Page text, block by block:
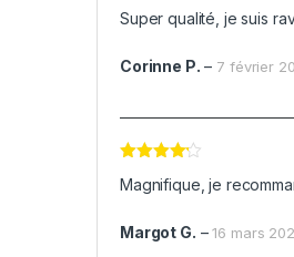
5
Super qualité, je suis
Corinne P. – 7 février
sur 5
Magnifique, je
Margot G. –16 mars